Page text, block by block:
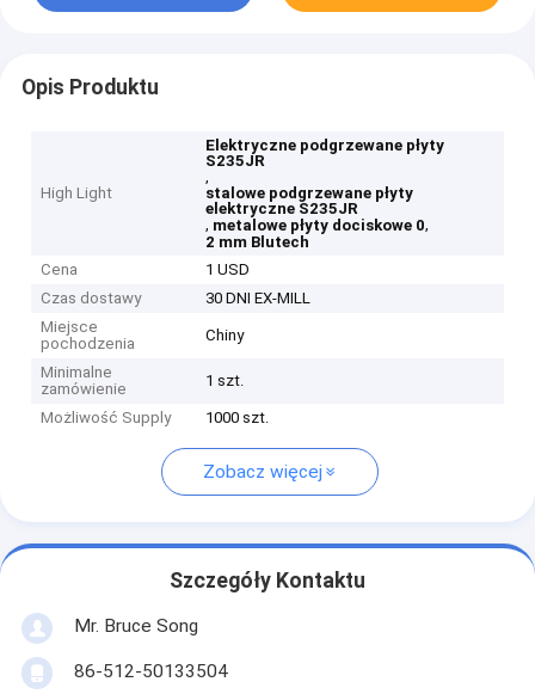
Opis Produktu
High Light
Elektryczne podgrzewane płyty
S235JR
,
stalowe podgrzewane płyty
elektryczne S235JR
, metalowe płyty dociskowe 0,
2 mm Blutech
Cena
1 USD
Czas dostawy
30 DNI EX-MILL
Miejsce
pochodzenia
Chiny
Minimalne
zamówienie
1 szt.
Możliwość Supply 1000 szt.
Zobacz więcej
Szczegóły Kontaktu
Mr. Bruce Song
86-512-50133504